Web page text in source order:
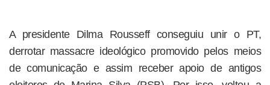
A presidente Dilma Rousseff conseguiu unir o PT,
derrotar massacre ideológico promovido pelos meios
de comunicação e assim receber apoio de antigos